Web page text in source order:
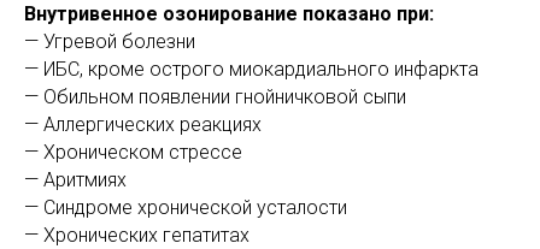
Внутривенное озонирование показано при:
— Угревой болезни
— ИБС, кроме острого миокардиального инфаркта
— Обильном появлении гнойничковой сыпи
— Аллергических реакциях
— Хроническом стрессе
— Аритмиях
— Синдроме хронической усталости
— Хронических гепатитах